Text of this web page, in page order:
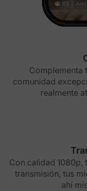
Complementa
comunidad
realmente
Con calidad 1080p,
transmisión, tus
ahí